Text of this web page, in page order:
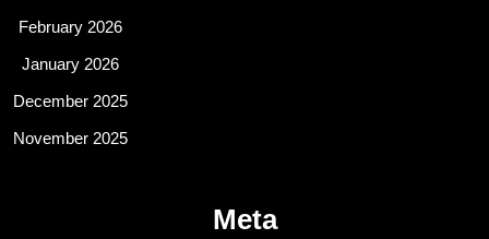
February 2026
January 2026
December 2025
November 2025
Meta